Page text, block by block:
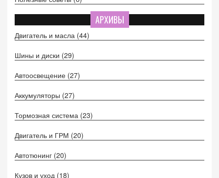
АРХИВЫ
Двигатель и масла (44)
Шины и диски (29)
Автоосвещение (27)
Аккумуляторы (27)
Тормозная система (23)
Двигатель и ГРМ (20)
Автотюнинг (20)
Кузов и уход (18)